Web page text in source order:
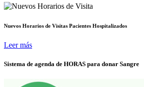
Nuevos Horarios de Visitas Pacientes Hospitalizados
Leer más
Sistema de agenda de HORAS para donar Sangre